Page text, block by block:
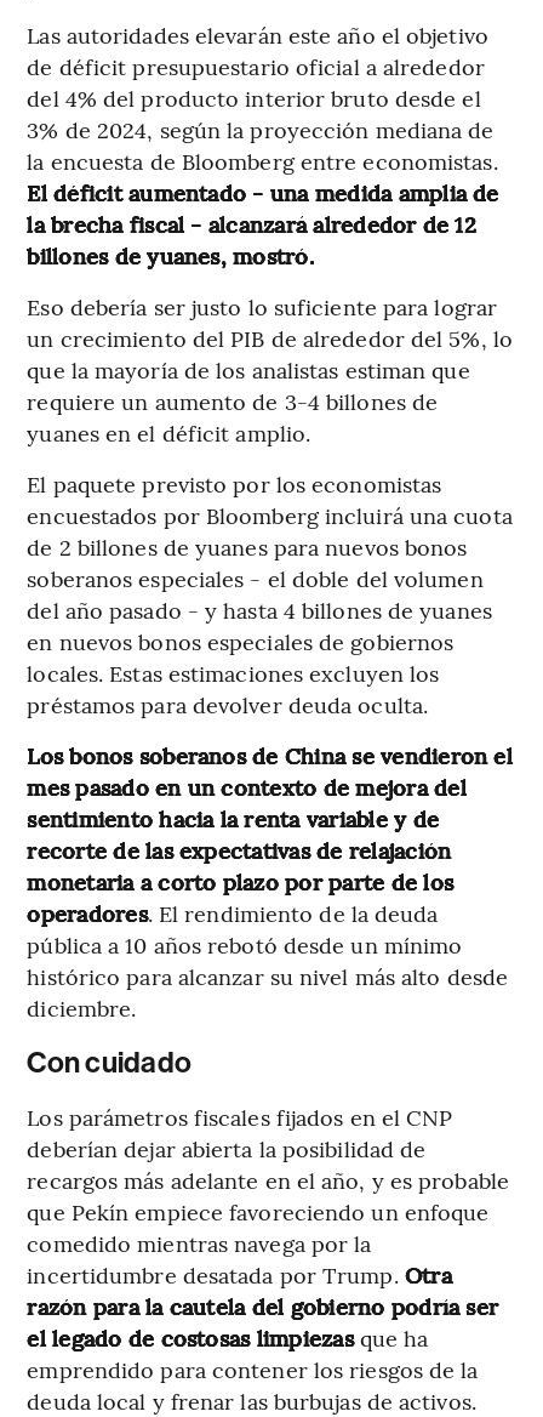
Las autoridades elevarán este año el objetivo
de déficit presupuestario oficial a alrededor
del 4% del producto interior bruto desde el
3% de 2024, según la proyección mediana de
la encuesta de Bloomberg entre economistas.
El déficit aumentado - una medida amplia de
la brecha fiscal - alcanzará alrededor de 12
billones de yuanes, mostró.
Eso debería ser justo lo suficiente para lograr
un crecimiento del PIB de alrededor del 5%, lo
que la mayoría de los analistas estiman que
requiere un aumento de 3-4 billones de
yuanes en el déficit amplio.
El paquete previsto por los economistas
encuestados por Bloomberg incluirá una cuota
de 2 billones de yuanes para nuevos bonos
soberanos especiales - el doble del volumen
del año pasado - y hasta 4 billones de yuanes
en nuevos bonos especiales de gobiernos
locales. Estas estimaciones excluyen los
préstamos para devolver deuda oculta.
Los bonos soberanos de China se vendieron el
mes pasado en un contexto de mejora del
sentimiento hacia la renta variable y de
recorte de las expectativas de relajación
monetaria a corto plazo por parte de los
operadores. El rendimiento de la deuda
pública a 10 años rebotó desde un mínimo
histórico para alcanzar su nivel más alto desde
diciembre.
Con cuidado
Los parámetros fiscales fijados en el CNP
deberían dejar abierta la posibilidad de
recargos más adelante en el año, y es probable
que Pekín empiece favoreciendo un enfoque
comedido mientras navega por la
incertidumbre desatada por Trump. Otra
razón para la cautela del gobierno podría ser
el legado de costosas limpiezasque ha
emprendido para contener los riesgos de la
deuda local y frenar las burbujas de activos.